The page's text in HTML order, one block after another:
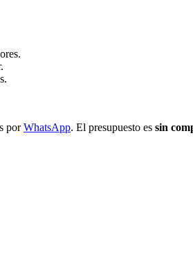
porWhatsApp. El presupuesto es sin